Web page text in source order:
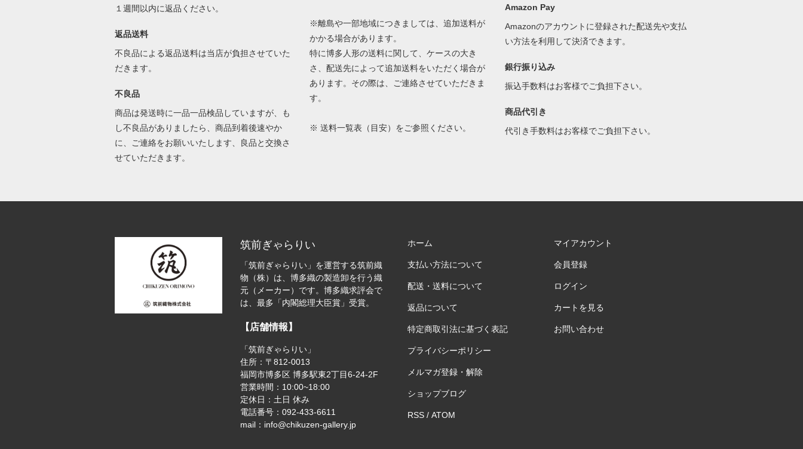
１週間以内に返品ください。
返品送料
不良品による返品送料は当店が負担させていた
だきます。
不良品
商品は発送時に一品一品検品していますが、も
し不良品がありましたら、商品到着後速やか
に、ご連絡をお願いいたします、良品と交換さ
せていただきます。
※離島や一部地域につきましては、追加送料が
かかる場合があります。
特に博多人形の送料に関して、ケースの大き
さ、配送先によって追加送料をいただく場合が
あります。その際は、ご連絡させていただきま
す。
※送料一覧表（目安） をご参照ください。
Amazon Pay
Amazonのアカウントに登録された配送先や支払
い方法を利用して決済できます。
銀行振り込み
振込手数料はお客様でご負担下さい。
商品代引き
代引き手数料はお客様でご負担下さい。
筑前ぎゃらりい
「筑前ぎゃらりい」を運営する筑前織
物（株）は、博多織の製造卸を行う織
元（メーカー）です。博多織求評会で
は、最多「内閣総理大臣賞」受賞。
【店舗情報】
「筑前ぎゃらりい」
住所：〒812-0013
福岡市博多区 博多駅東2丁目6-24-2F
営業時間：10:00~18:00
定休日：土日 休み
電話番号：092-433-6611
mail：info@chikuzen-gallery.jp
ホーム
支払い方法について
配送・送料について
返品について
特定商取引法に基づく表記
プライバシーポリシー
メルマガ登録・解除
ショップブログ
RSS/ ATOM
マイアカウント
会員登録
ログイン
カートを見る
お問い合わせ